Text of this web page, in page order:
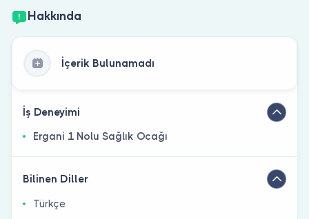
Hakkında
İçerik Bulunamadı
İş Deneyimi
Ergani 1 Nolu Sağlık Ocağı
Bilinen Diller
Türkçe